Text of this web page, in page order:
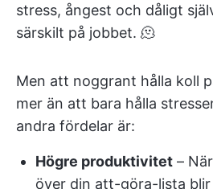
stress, ångest och dåligt
särskilt på jobbet. 🫠
Men att noggrant hålla koll
mer än att bara hålla
andra fördelar är:
Högre produktivitet –
över din att-göra-lista